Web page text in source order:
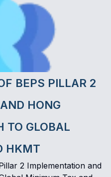
BEPS PILLAR 2
HONG
TO GLOBAL
HKMT
2 Implementation and